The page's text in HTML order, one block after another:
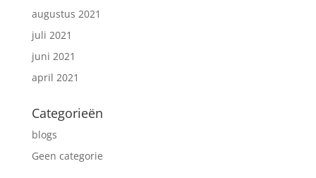
augustus 2021
juli 2021
juni 2021
april 2021
Categorieën
blogs
Geen categorie